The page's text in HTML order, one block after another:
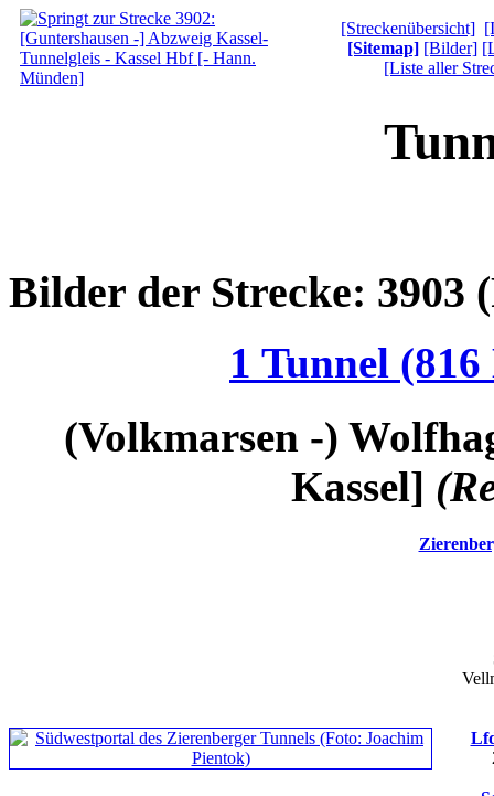
[Streckenübersicht]
[Sitemap] [Bilder]
[Liste aller
Bilder der Strecke: 3903
1 Tunnel
(Volkmarsen -)
Kassel]